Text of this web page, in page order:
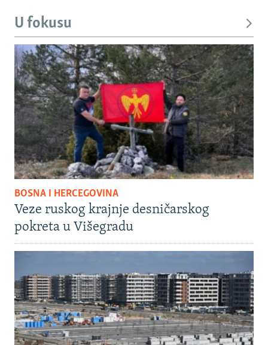
U fokusu
BOSNA I HERCEGOVINA
Veze ruskog krajnje desničarskog
pokreta u Višegradu